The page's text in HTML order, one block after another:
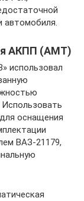
автомобиля.
АКПП (АМТ)
использовал
Использовать
оснащения
ВАЗ-21179,